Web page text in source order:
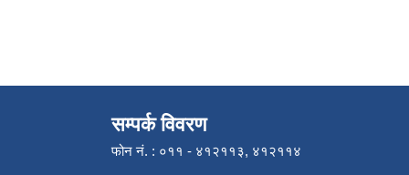
सम्पर्क विवरण
फोन नं. : ०११ - ४१२११३, ४१२११४